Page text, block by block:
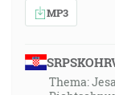
MP3
Thema: